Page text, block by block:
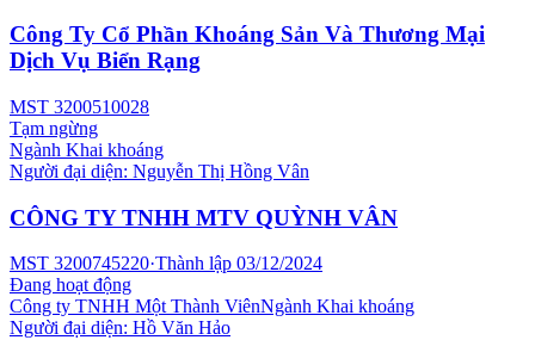
Công Ty Cổ Phần Khoáng Sản Và Thương Mại
Dịch Vụ Biển Rạng
MST 3200510028
Tạm ngừng
Ngành Khai khoáng
Người đại diện: Nguyễn Thị Hồng Vân
CÔNG TY TNHH MTV QUỲNH VÂN
MST 3200745220·Thành lập 03/12/2024
Đang hoạt động
Công ty TNHH Một Thành ViênNgành Khai khoáng
Người đại diện: Hồ Văn Hảo